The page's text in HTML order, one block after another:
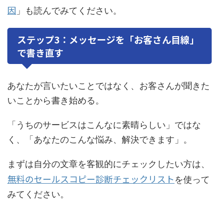
因 」も読んでみてください。
ステップ3：メッセージを「お客さん目線」
で書き直す
あなたが言いたいことではなく、お客さんが聞きた
いことから書き始める。
「うちのサービスはこんなに素晴らしい」ではな
く、「あなたのこんな悩み、解決できます」。
まずは自分の文章を客観的にチェックしたい方は、
無料のセールスコピー診断チェックリスト を使って
みてください。